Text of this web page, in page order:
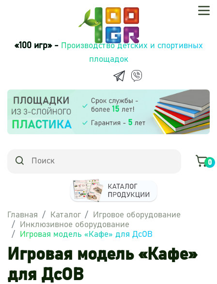
«100 игр» -Производство детских и спортивных
площадок
0
Главная Каталог
Игровое оборудование
Инклюзивное оборудование
Игровая модель «Кафе» для ДсОВ
Игровая модель «Кафе»
для ДсОВ